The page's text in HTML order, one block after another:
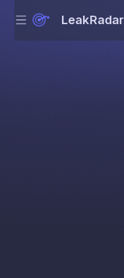
Menu LeakRadar